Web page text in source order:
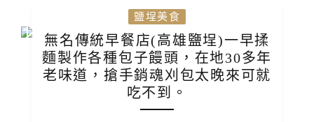
鹽埕美食
無名傳統早餐店(高雄鹽埕)一早揉
麵製作各種包子饅頭，在地30多年
老味道，搶手銷魂刈包太晚來可就
吃不到。